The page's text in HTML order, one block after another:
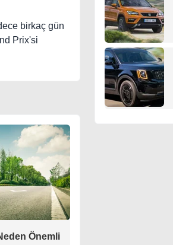
birkaç gün
Prix'si
Önemli